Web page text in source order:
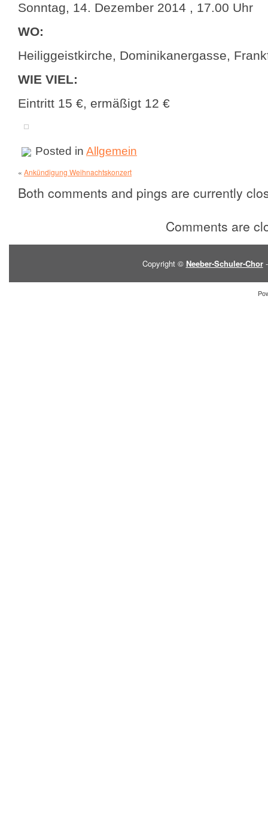
Sonntag, 14. Dezember 2014 , 17.00 Uhr
WO:
Heiliggeistkirche, Dominikanergasse,
WIE VIEL:
Eintritt 15 €, ermäßigt 12 €
Posted in Allgemein
« Ankündigung Weihnachtskonzert
Both comments and pings are currently
Comments are
Copyright © Neeber-Schuler-Chor-